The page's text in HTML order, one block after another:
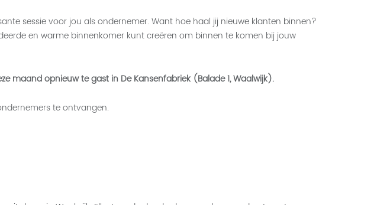
sessie voor jou als ondernemer. Want hoe haal jij nieuwe klanten binnen?
en warme binnenkomer kunt creëren om binnen te komen bij jouw
maand opnieuw te gast in De Kansenfabriek (Balade 1, Waalwijk).
te ontvangen.